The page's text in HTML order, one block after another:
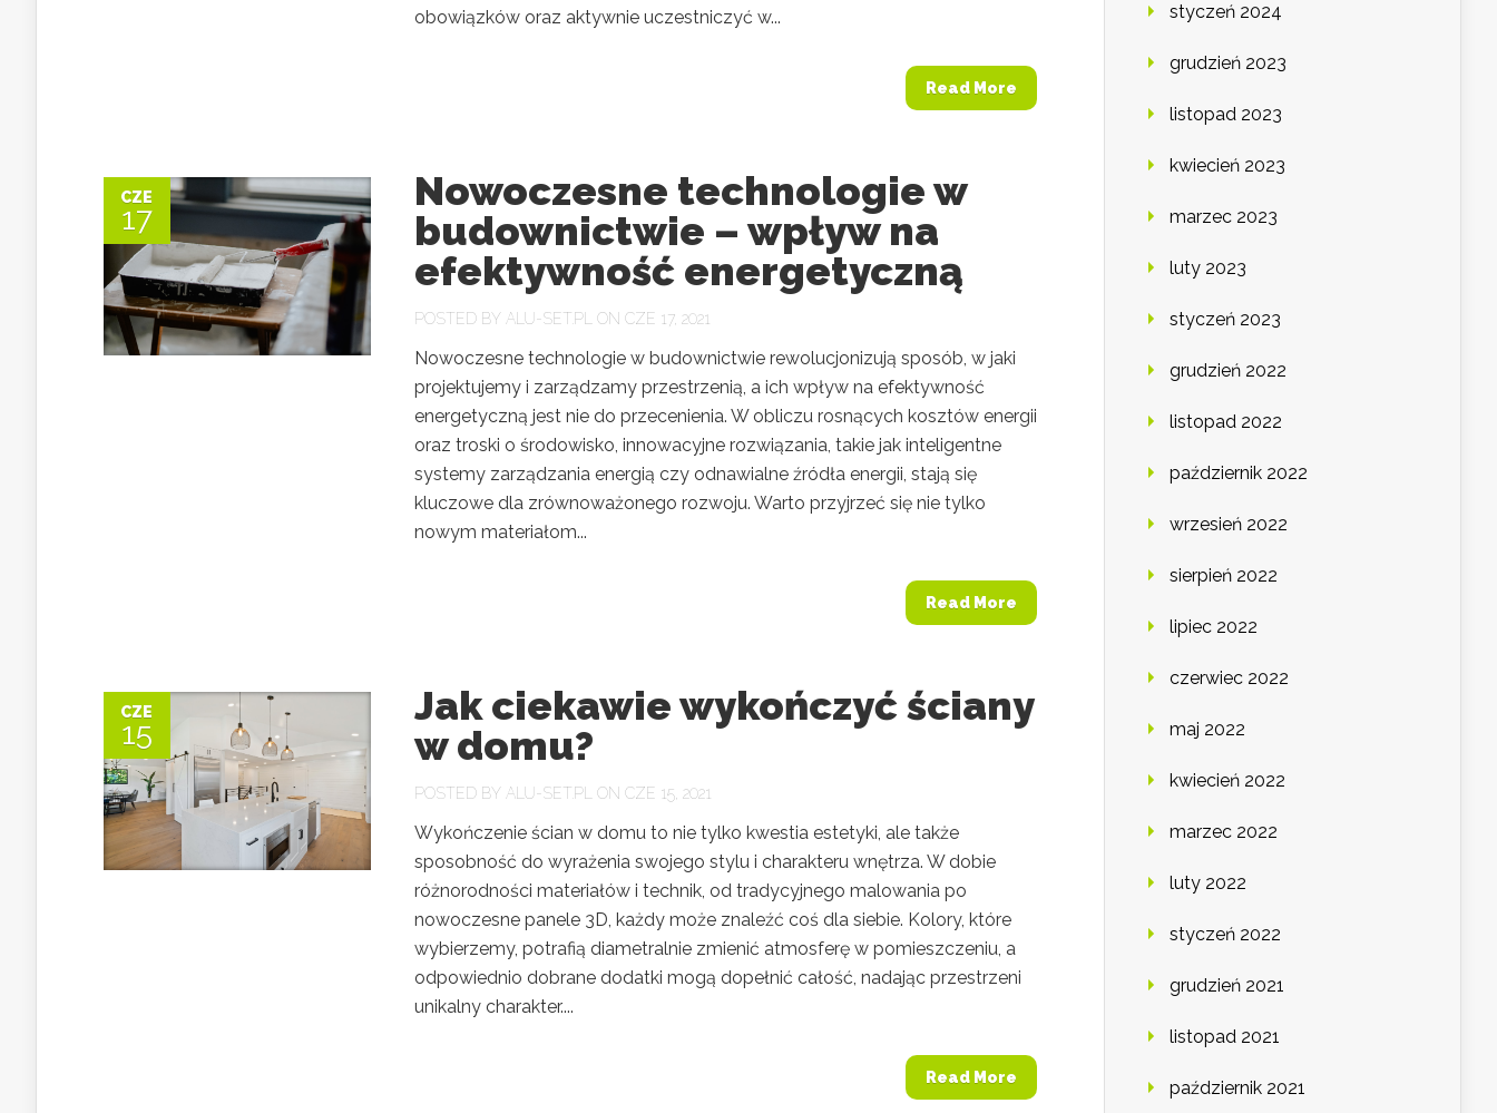
obowiązków oraz aktywnie uczestniczyć w...
Read More
CZE
17
Nowoczesne technologie w
budownictwie – wpływ na
efektywność energetyczną
POSTED BY ALU-SET.PL ON CZE 17, 2021
Nowoczesne technologie w budownictwie rewolucjonizują sposób, w jaki
projektujemy i zarządzamy przestrzenią, a ich wpływ na efektywność
energetyczną jest nie do przecenienia. W obliczu rosnących kosztów energii
oraz troski o środowisko, innowacyjne rozwiązania, takie jak inteligentne
systemy zarządzania energią czy odnawialne źródła energii, stają się
kluczowe dla zrównoważonego rozwoju. Warto przyjrzeć się nie tylko
nowym materiałom...
Read More
CZE
15
Jak ciekawie wykończyć ściany
w domu?
POSTED BY ALU-SET.PL ON CZE 15, 2021
Wykończenie ścian w domu to nie tylko kwestia estetyki, ale także
sposobność do wyrażenia swojego stylu i charakteru wnętrza. W dobie
różnorodności materiałów i technik, od tradycyjnego malowania po
nowoczesne panele 3D, każdy może znaleźć coś dla siebie. Kolory, które
wybierzemy, potrafią diametralnie zmienić atmosferę w pomieszczeniu, a
odpowiednio dobrane dodatki mogą dopełnić całość, nadając przestrzeni
unikalny charakter....
Read More
styczeń 2024
grudzień 2023
listopad 2023
kwiecień 2023
marzec 2023
luty 2023
styczeń 2023
grudzień 2022
listopad 2022
październik 2022
wrzesień 2022
sierpień 2022
lipiec 2022
czerwiec 2022
maj 2022
kwiecień 2022
marzec 2022
luty 2022
styczeń 2022
grudzień 2021
listopad 2021
październik 2021